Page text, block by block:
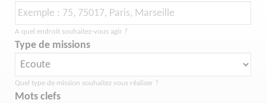
A quel endroit souhaitez-vous agir ?
Type de missions
Quel type de mission souhaitez vous réaliser ?
Mots clefs